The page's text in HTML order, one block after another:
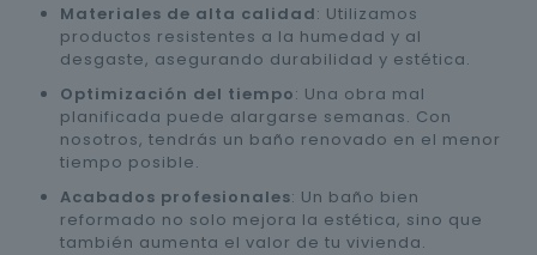
Materiales de alta calidad: Utilizamos
productos resistentes a la humedad y al
desgaste, asegurando durabilidad y estética.
Optimización del tiempo: Una obra mal
planificada puede alargarse semanas. Con
nosotros, tendrás un baño renovado en el menor
tiempo posible.
Acabados profesionales: Un baño bien
reformado no solo mejora la estética, sino que
también aumenta el valor de tu vivienda.